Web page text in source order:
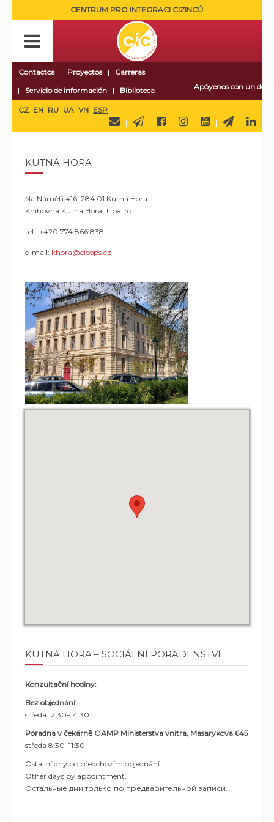
CENTRUM PRO INTEGRACI CIZINCŮ
Contactos Proyectos
Carreras
Servicio de información
Biblioteca Apóyenos con un
CZ EN RU UA VN ESP
KUTNÁ HORA
Na Náměti 416, 284 01 Kutná Hora
Knihovna Kutná Hora, 1. patro
tel.: +420 774 866 838
e-mail: khora@cicops.cz
KUTNÁ HORA – SOCIÁLNÍ PORADENSTVÍ
Konzultační hodiny:
Bez objednání:
středa 12:30–14:30
Poradna v čekárně OAMP Ministerstva vnitra, Masarykova 645
středa 8:30–11:30
Ostatní dny po předchozím objednání.
Other days by appointment.
Остальные дни только по предварительной записи.